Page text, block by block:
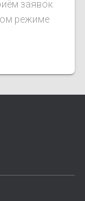
заявок
режиме